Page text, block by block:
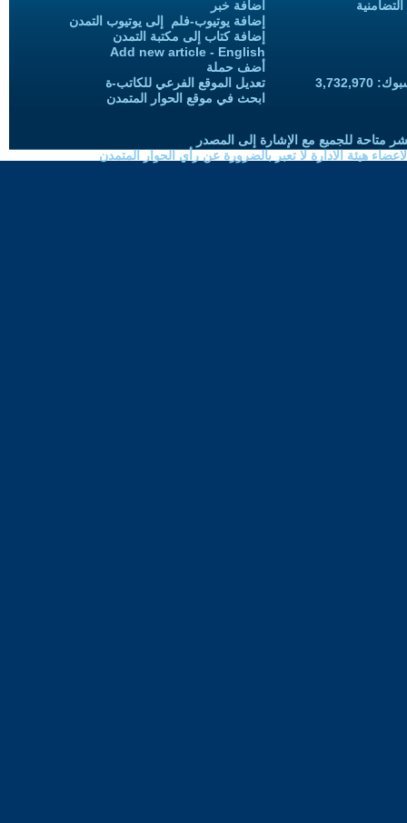
اضافة خبر
إضافة يوتيوب-فلم إلى يوتيوب التمدن
إضافة كتاب إلى مكتبة التمدن
Add new article - English
أضف حملة
تعديل الموقع الفرعي للكاتب-ة
ابحث في موقع الحوار المتمدن
متاحة للجميع مع الإشارة إلى المصدر
هيئة الادارة لا تعبر بالضرورة عن رأي الحوار المتمدن